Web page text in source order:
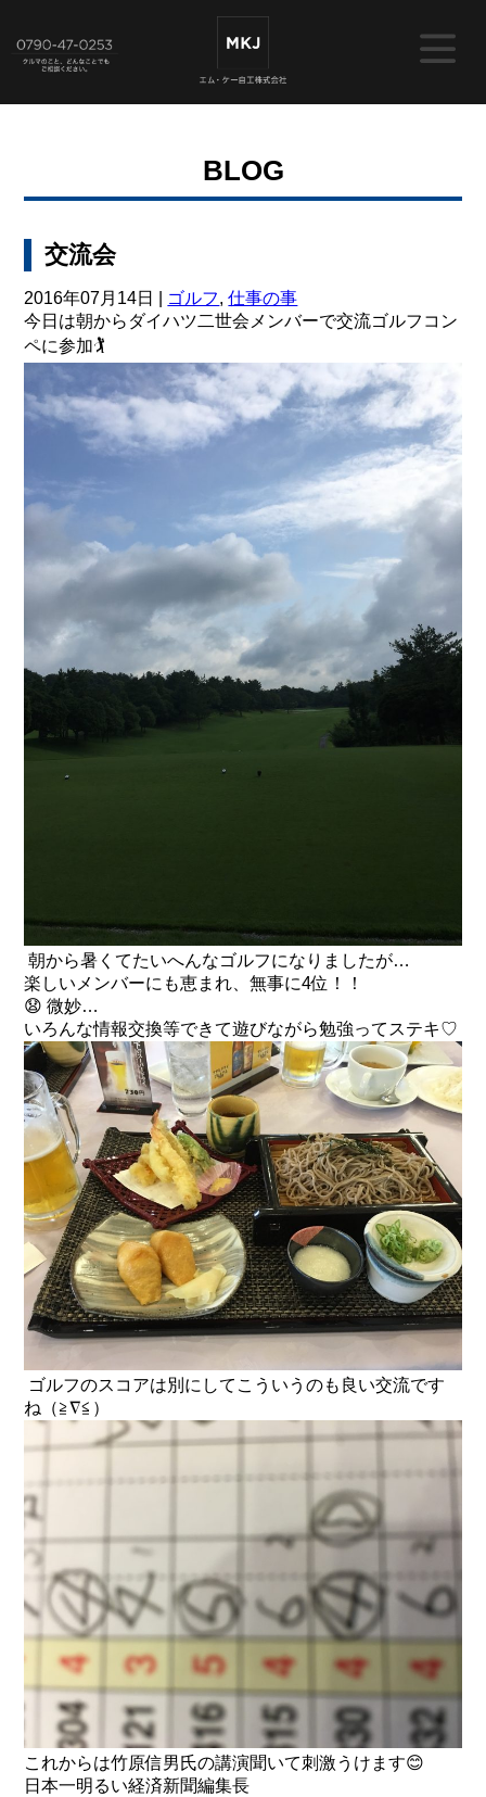
BLOG
交流会
2016年07月14日 | ゴルフ,仕事の事
今日は朝からダイハツ二世会メンバーで交流ゴルフコン
ペに参加🏌
朝から暑くてたいへんなゴルフになりましたが…
楽しいメンバーにも恵まれ、無事に4位！！
😧 微妙…
いろんな情報交換等できて遊びながら勉強ってステキ♡
ゴルフのスコアは別にしてこういうのも良い交流です
ね（≧∇≦）
これからは竹原信男氏の講演聞いて刺激うけます😊
日本一明るい経済新聞編集長